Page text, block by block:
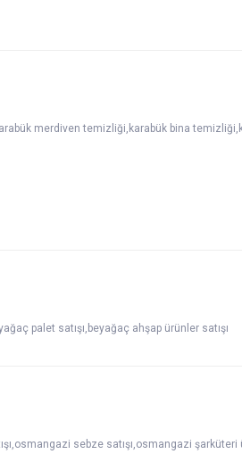
merdiven temizliği,karabük bina
palet satışı,beyağaç ahşap ürünler satışı
sebze satışı,osmangazi şarküteri